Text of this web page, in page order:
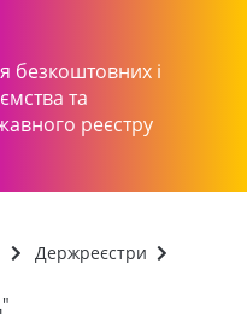
безкоштовних і
та
реєстру
Держреєстри